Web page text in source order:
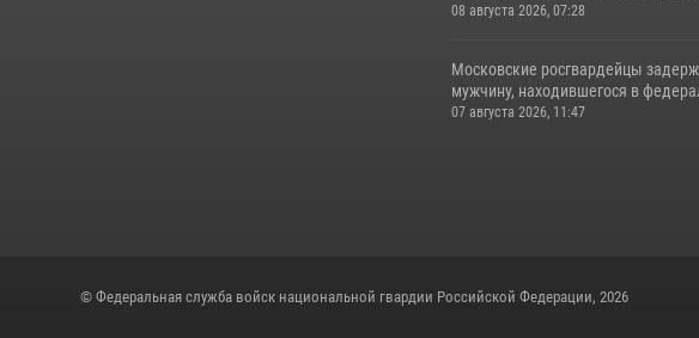
08 августа 2026, 07:28
Московские росгвардейцы
мужчину, находившегося в
07 августа 2026, 11:47
© Федеральная служба войск национальной гвардии Российской Федерации, 2026